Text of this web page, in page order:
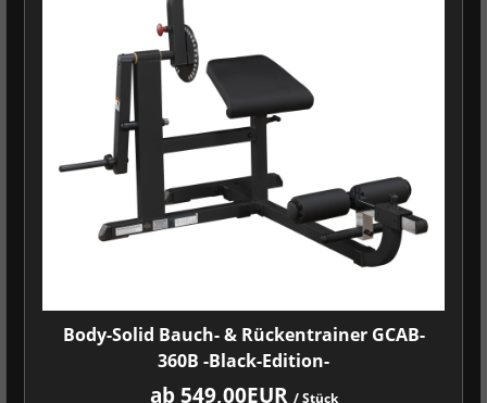
Body-Solid Bauch- & Rückentrainer GCAB-
360B -Black-Edition-
ab 549,00EUR / Stück